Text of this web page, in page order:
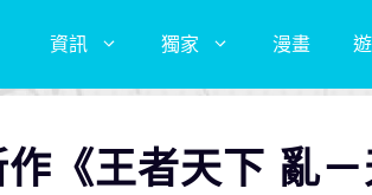
資訊 獨家 漫畫
《王者天下 亂